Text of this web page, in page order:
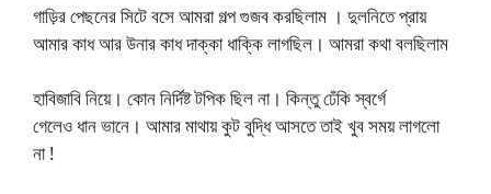
গাড়ির পেছনের সিটে বসে আমরা গল্প গুজব করছিলাম । দুলনিতে প্রায়
আমার কাধ আর উনার কাধ দাক্কা ধাক্কি লাগছিল। আমরা কথা বলছিলাম
হাবিজাবি নিয়ে। কোন নির্দিষ্ট টপিক ছিল না। কিন্তু ঢেঁকি স্বর্গে
গেলেও ধান ভানে। আমার মাথায় কুট বুদ্ধি আসতে তাই খুব সময় লাগলো
না !